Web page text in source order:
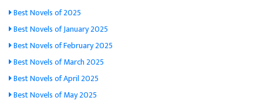
Best Novels of 2025
Best Novels of January 2025
Best Novels of February 2025
Best Novels of March 2025
Best Novels of April 2025
Best Novels of May 2025